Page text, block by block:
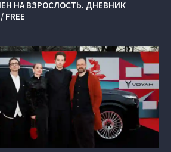
НА ВЗРОСЛОСТЬ. ДНЕВНИК